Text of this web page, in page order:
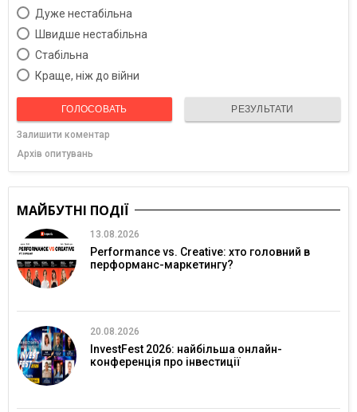
Дуже нестабільна
Швидше нестабільна
Cтабільна
Краще, ніж до війни
ГОЛОСОВАТЬ РЕЗУЛЬТАТИ
Залишити коментар
Архів опитувань
МАЙБУТНІ ПОДІЇ
13.08.2026
Performance vs. Creative: хто головний в
перформанс-маркетингу?
20.08.2026
InvestFest 2026: найбільша онлайн-
конференція про інвестиції